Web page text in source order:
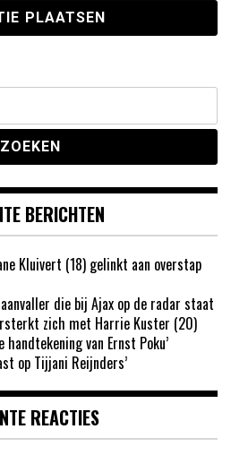
BERICHTEN
Kluivert (18) gelinkt aan overstap
die bij Ajax op de radar staat
zich met Harrie Kuster (20)
handtekening van Ernst Poku’
op Tijjani Reijnders’
REACTIES